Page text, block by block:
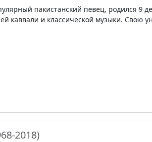
пакистанский певец, родился 9
каввали и классической музыки. Свою
2018)